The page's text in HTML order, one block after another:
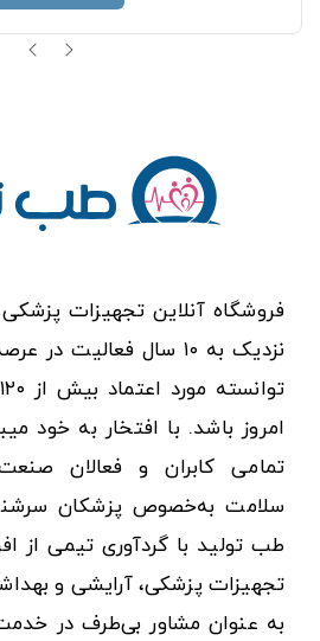
فروشگاه آنلاین تجهیزات
نزدیک به ۱۰ سال فعالیت
امروز باشد. با افتخار به خود
تمامی کابران و فعالان
سلامت به‌خصوص پزشکان
طب تولید با گردآوری تیمی از
تجهیزات پزشکی، آرایشی و
به عنوان مشاور بی‌طرف در خدمت